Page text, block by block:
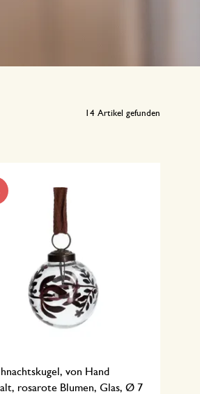
14 Artikel gefunden
von Hand
rosarote Blumen, Glas, Ø 7